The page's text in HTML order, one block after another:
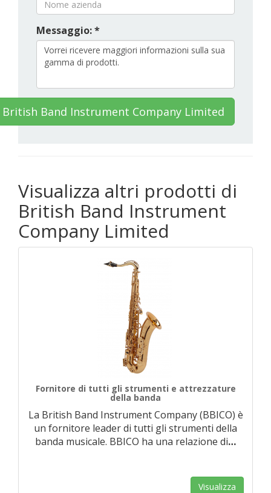
Messaggio: *
Band Instrument Company Limited
Visualizza altri prodotti di
British Band Instrument
Company Limited
Fornitore di tutti gli strumenti e attrezzature
della banda
La British Band Instrument Company (BBICO) è
un fornitore leader di tutti gli strumenti della
banda musicale. BBICO ha una relazione di…
Visualizza